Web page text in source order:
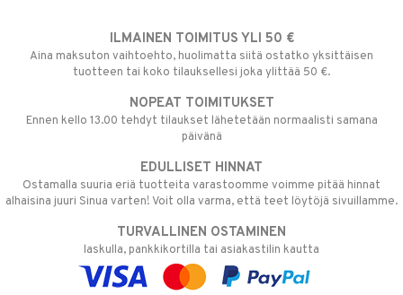
ILMAINEN TOIMITUS YLI 50 €
Aina maksuton vaihtoehto, huolimatta siitä ostatko yksittäisen
tuotteen tai koko tilauksellesi joka ylittää 50 €.
NOPEAT TOIMITUKSET
Ennen kello 13.00 tehdyt tilaukset lähetetään normaalisti samana
päivänä
EDULLISET HINNAT
Ostamalla suuria eriä tuotteita varastoomme voimme pitää hinnat
alhaisina juuri Sinua varten! Voit olla varma, että teet löytöjä sivuillamme.
TURVALLINEN OSTAMINEN
laskulla, pankkikortilla tai asiakastilin kautta